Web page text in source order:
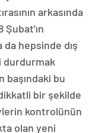
arkasında
da hepsinde dış
durdurmak
başındaki bu
bir şekilde
kontrolünün
olan yeni